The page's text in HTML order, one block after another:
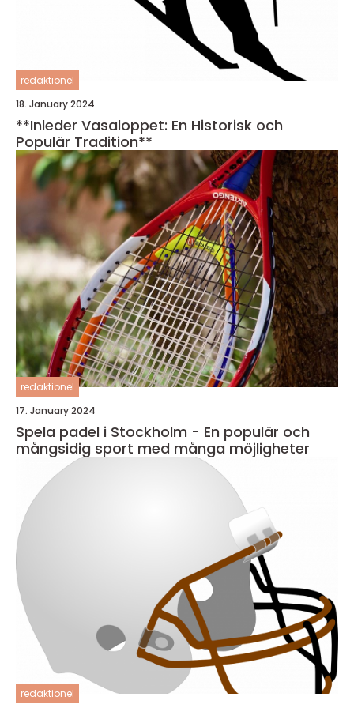
redaktionel
18. January 2024
**Inleder Vasaloppet: En Historisk och
Populär Tradition**
redaktionel
17. January 2024
Spela padel i Stockholm - En populär och
mångsidig sport med många möjligheter
redaktionel